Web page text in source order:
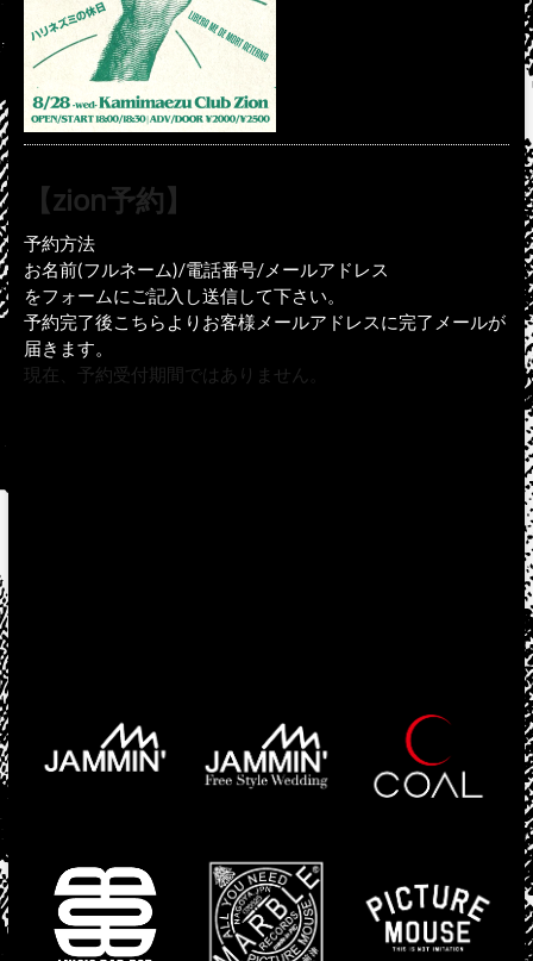
【zion予約】
予約方法
お名前(フルネーム)/電話番号/メールアドレス
をフォームにご記入し送信して下さい。
予約完了後こちらよりお客様メールアドレスに完了メールが
届きます。
現在、予約受付期間ではありません。